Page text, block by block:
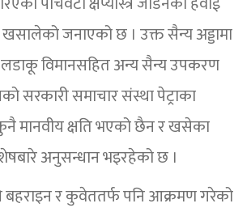
खसालेको जनाएको छ । उक्त सैन्य अड्डामा
विमानसहित अन्य सैन्य उपकरण
सरकारी समाचार संस्था पेट्राका
मानवीय क्षति भएको छैन र खसेका
अनुसन्धान भइरहेको छ ।
बहराइन र कुवेततर्फ पनि आक्रमण गरेको